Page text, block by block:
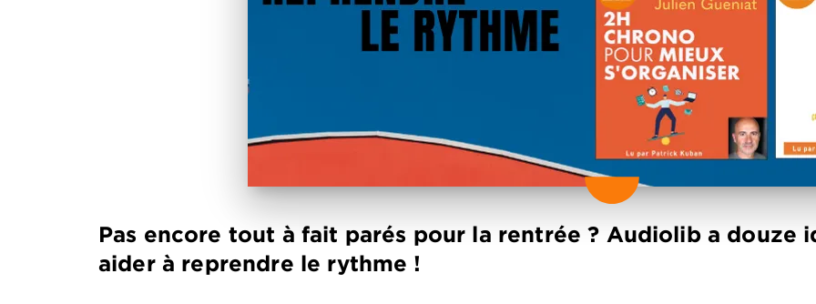
Pas encore tout à fait parés pour la rentrée ? Audiolib a douze
aider à reprendre le rythme !